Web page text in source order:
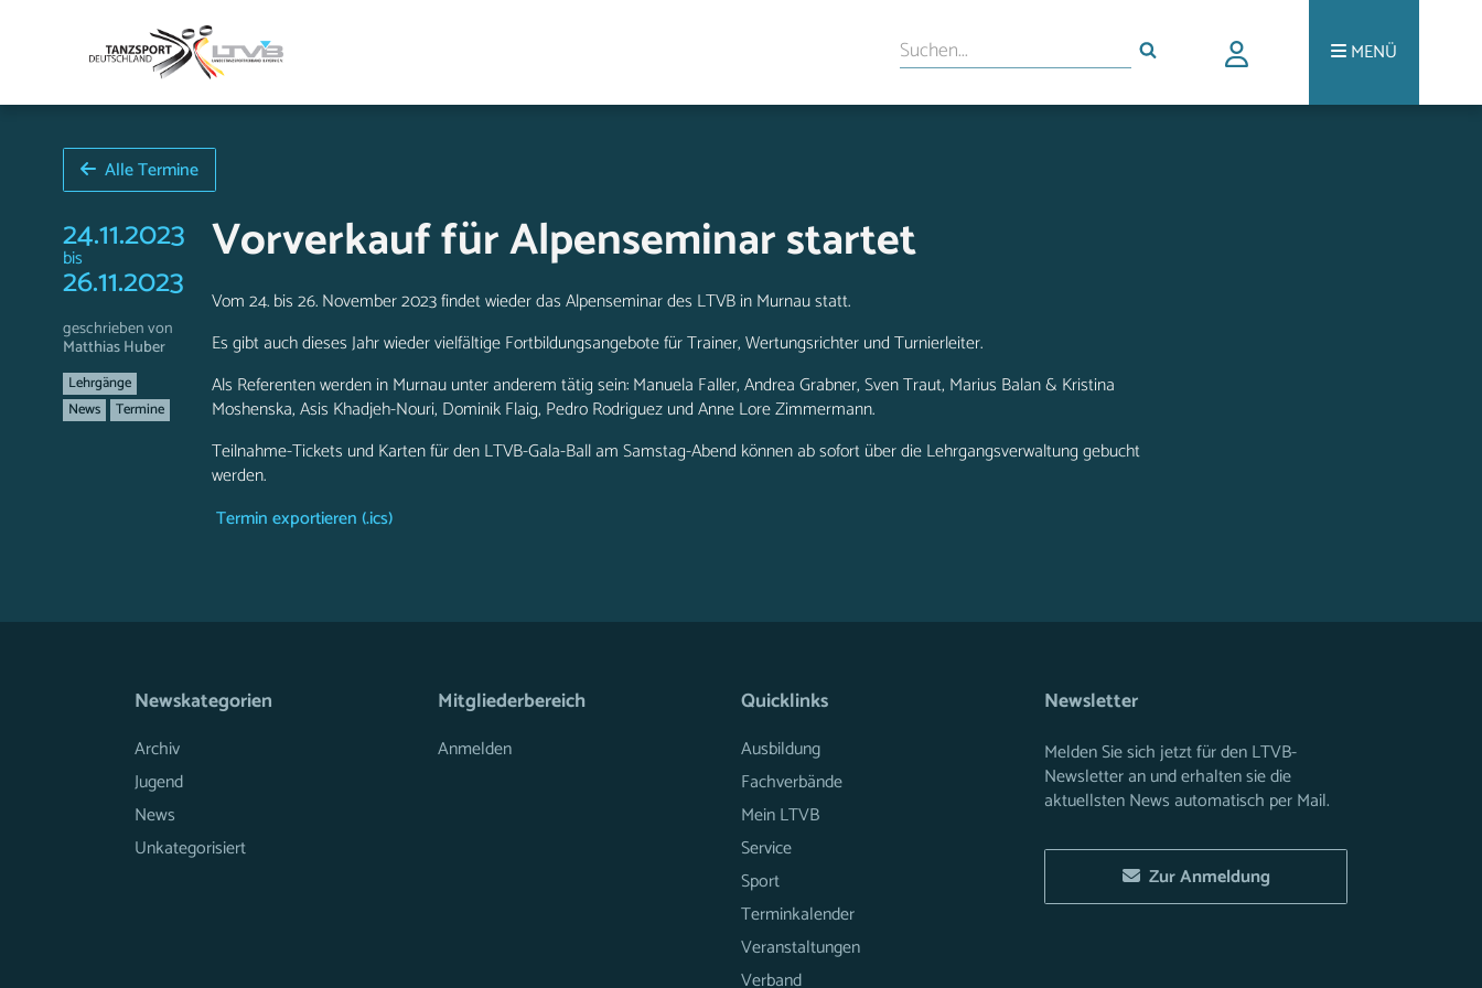
MENÜ
Alle Termine
24.11.2023
bis
26.11.2023
geschrieben von
Matthias Huber
Lehrgänge
News
Termine
Vorverkauf für Alpenseminar startet
Vom 24. bis 26. November 2023 findet wieder das Alpenseminar des LTVB in Murnau statt.
Es gibt auch dieses Jahr wieder vielfältige Fortbildungsangebote für Trainer, Wertungsrichter und Turnierleiter.
Als Referenten werden in Murnau unter anderem tätig sein: Manuela Faller, Andrea Grabner, Sven Traut, Marius Balan & Kristina
Moshenska, Asis Khadjeh-Nouri, Dominik Flaig, Pedro Rodriguez und Anne Lore Zimmermann.
Teilnahme-Tickets und Karten für den LTVB-Gala-Ball am Samstag-Abend können ab sofort über die Lehrgangsverwaltung gebucht
werden.
Termin exportieren (.ics)
Newskategorien
Archiv
Jugend
News
Unkategorisiert
Mitgliederbereich
Anmelden
Quicklinks
Ausbildung
Fachverbände
Mein LTVB
Service
Sport
Terminkalender
Veranstaltungen
Verband
Newsletter
Melden Sie sich jetzt für den LTVB-
Newsletter an und erhalten sie die
aktuellsten News automatisch per Mail.
Zur Anmeldung